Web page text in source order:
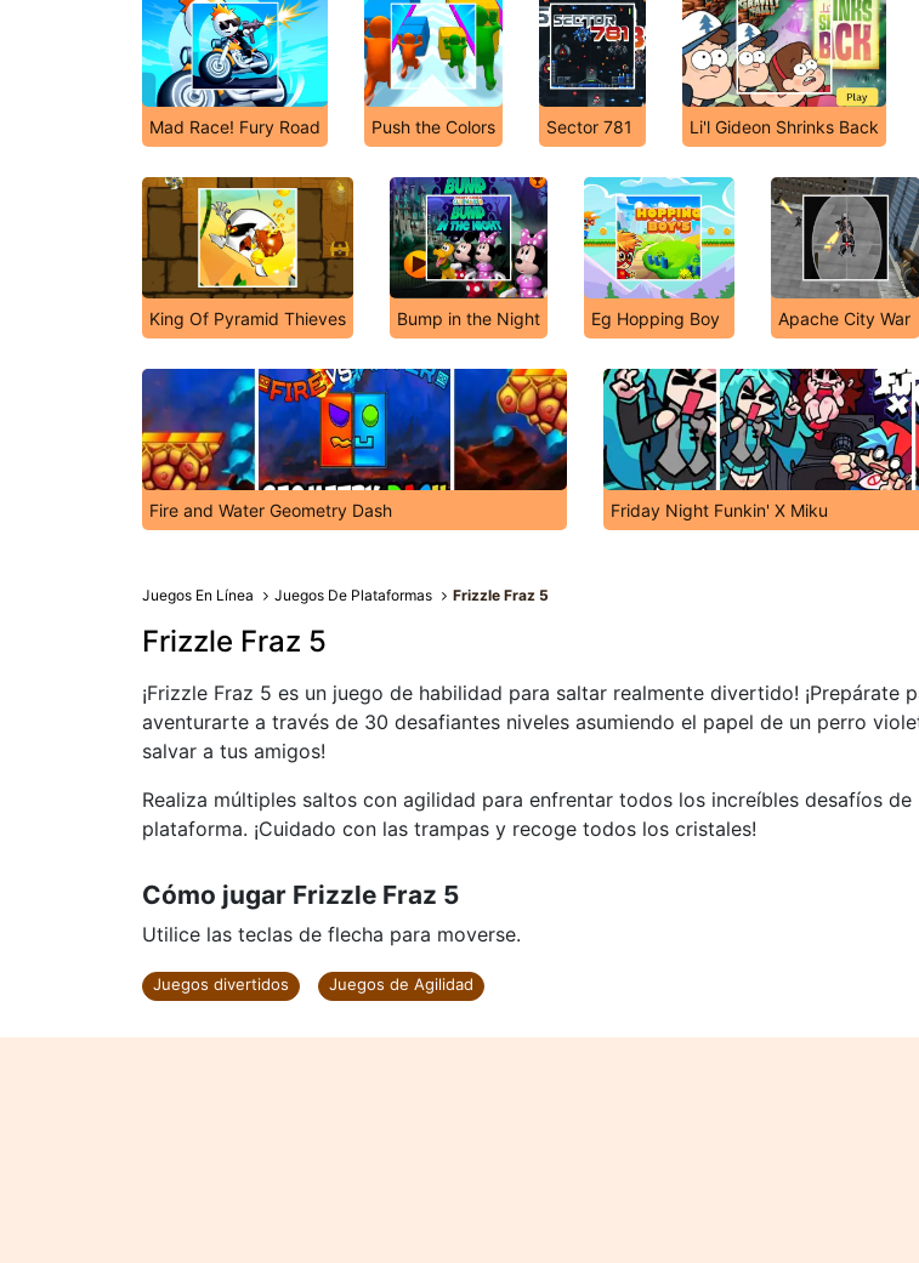
Mad Race! Fury Road Push the Colors Sector 781 Li'l Gideon Shrinks Back
King Of Pyramid Thieves Bump in the Night Eg Hopping Boy Apache City War
Fire and Water Geometry Dash Friday Night Funkin' X Miku
Juegos En Línea Juegos De Plataformas Frizzle Fraz 5
Frizzle Fraz 5
¡Frizzle Fraz 5 es un juego de habilidad para saltar realmente divertido! ¡Prepárate
aventurarte a través de 30 desafiantes niveles asumiendo el papel de un perro
salvar a tus amigos!
Realiza múltiples saltos con agilidad para enfrentar todos los increíbles desafíos de
plataforma. ¡Cuidado con las trampas y recoge todos los cristales!
Cómo jugar Frizzle Fraz 5
Utilice las teclas de flecha para moverse.
Juegos divertidos Juegos de Agilidad